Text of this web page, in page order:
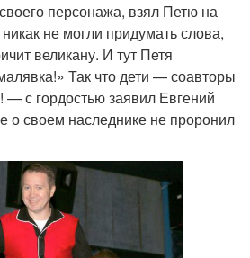
персонажа, взял Петю на
не могли придумать слова,
великану. И тут Петя
Так что дети — соавторы
с гордостью заявил Евгений
о своем наследнике не проронил